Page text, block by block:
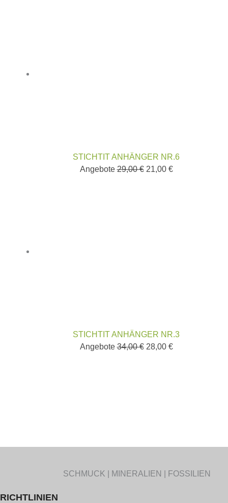
STICHTIT ANHÄNGER NR.6
Angebote29,00€ 21,00 €
STICHTIT ANHÄNGER NR.3
Angebote34,00€ 28,00 €
SCHMUCK | MINERALIEN | FOSSILIEN
RICHTLINIEN